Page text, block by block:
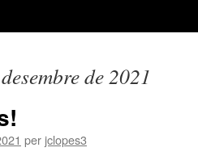
desembre de 2021
per jclopes3